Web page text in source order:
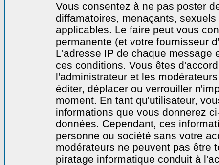
Vous consentez à ne pas poster
diffamatoires, menaçants,
applicables. Le faire peut vous
permanente (et votre fournisseur
L'adresse IP de chaque message
ces conditions. Vous êtes
l'administrateur et les
éditer, déplacer ou verrouiller
moment. En tant qu'utilisateur,
informations que vous donnerez
données. Cependant, ces
personne ou société sans votre
modérateurs ne peuvent pas être
piratage informatique conduit à